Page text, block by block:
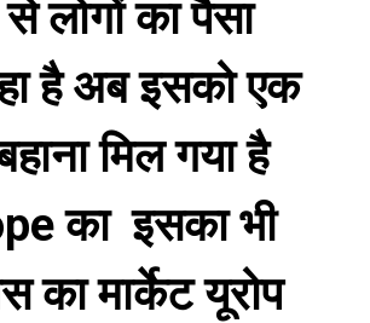
से लोगों का पैसा
है अब इसको एक
मिल गया है
का  इसका भी
का मार्केट यूरोप